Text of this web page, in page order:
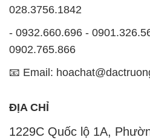
028.3756.1842
- 0932.660.696 -
0902.765.866
📧 Email:
ĐỊA CHỈ
1229C Quốc lộ 1A,